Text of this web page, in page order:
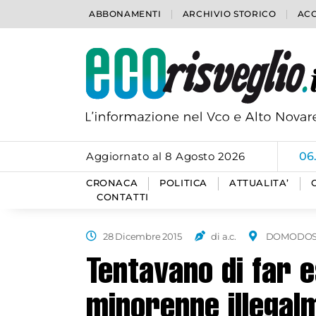
ABBONAMENTI ARCHIVIO STORICO
Aggiornato al 8 Agosto 2026
CRONACA POLITICA ATTUALITA’
CONTATTI
28 Dicembre 2015 di a.c.
Tentavano di far